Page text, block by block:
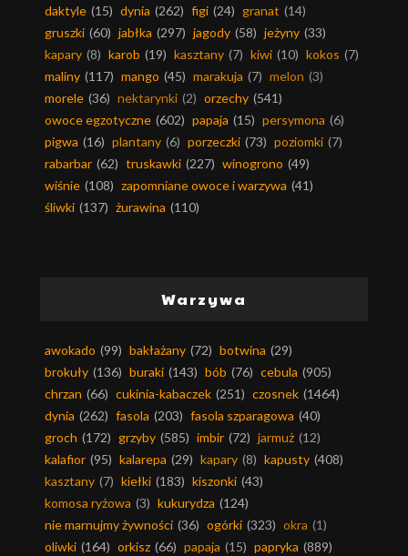
daktyle (15) dynia (262) figi (24) granat (14)
gruszki (60) jabłka (297) jagody (58) jeżyny (33)
kapary (8) karob (19) kasztany (7) kiwi (10) kokos (7)
maliny (117) mango (45) marakuja (7) melon (3)
morele (36) nektarynki (2) orzechy (541)
owoce egzotyczne (602) papaja (15) persymona (6)
pigwa (16) plantany (6) porzeczki (73) poziomki (7)
rabarbar (62) truskawki (227) winogrono (49)
wiśnie (108) zapomniane owoce i warzywa (41)
śliwki (137) żurawina (110)
Warzywa
awokado (99) bakłażany (72) botwina (29)
brokuły (136) buraki (143) bób (76) cebula (905)
chrzan (66) cukinia-kabaczek (251) czosnek (1464)
dynia (262) fasola (203) fasola szparagowa (40)
groch (172) grzyby (585) imbir (72) jarmuż (12)
kalafior (95) kalarepa (29) kapary (8) kapusty (408)
kasztany (7) kiełki (183) kiszonki (43)
komosa ryżowa (3) kukurydza (124)
nie marnujmy żywności (36) ogórki (323) okra (1)
oliwki (164) orkisz (66) papaja (15) papryka (889)